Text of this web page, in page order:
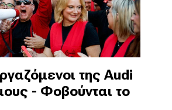
της Audi
- Φοβούνται το